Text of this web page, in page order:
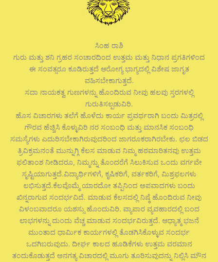
ಸಿಂಹ ರಾಶಿ
ಗುರು ಮತ್ತು ಶನಿ ಗ್ರಹರ ಸಂಚಾರದಿಂದ ಉತ್ತಮ ಮತ್ತು ನಿಧಾನ ಪ್ರಗತಿಗಳಿಂದ
ಈ ಸಂವತ್ಸರೂ ಕೂಡಿರುತ್ತದೆ ಆರೋಗ್ಯ ಭಾಗ್ಯದಲ್ಲಿ ವಿಶೇಷ ಜಾಗೃತ
ವಹಿಸಬೇಕಾಗುತ್ತದೆ.
ಸದಾ ನಾಯಕತ್ವ ಗುಣಗಳನ್ನು ಹೊಂದಿರುವ ನೀವು ಹಲವು ಸ್ತರಗಳಲ್ಲಿ
ಗುರುತಿಸಲ್ಪಡುವಿರಿ.
ಹೊಸ ವಿಚಾರಗಳು ತಲೆಗೆ ಹೊಳೆದು ಕಾರ್ಯ ಪ್ರವರ್ಥರಾಗಿ ಬಂದು ಮಿತ್ರರಲ್ಲಿ
ಗೌರವ ಹೆಚ್ಚಿಸಿ ಕೊಳ್ಳುವಿರಿ ನರ ಸಂಬಂಧಿ ಮತ್ತು ಮಾನಸಿಕ ಸಂಬಂಧಿ
ಸಮಸ್ಯೆಗಳು ಎದುರಿಸಬೇಕಾಗಿರುವುದರಿಂದ ಜಾಗರೂಕರಾಗಿರಬೇಕು. ಛಲ ಬಿಡದ
ತ್ರಿವಿಕ್ರಮನಂತೆ ಮುನ್ನುಗ್ಗಿ ಕೆಲಸ ಮಾಡುವ ನಿಮ್ಮ ಹಠಮಾರಿತನವು ಉತ್ತಮ
ಫಲಿತಾಂಶ ನೀಡಿದರೂ, ನಿಮ್ಮನ್ನು ತೊಂದರೆಗೆ ಸಿಲುಕಿಸುವ ಒಂದು ವರ್ಗವೇ
ಸೃಷ್ಟಿಯಾಗುತ್ತದೆ.ವಿದ್ಯಾರ್ಥಿಗಳಿಗೆ, ಕೃಷಿಕರಿಗೆ, ವರ್ತಕರಿಗೆ, ಮಿಶ್ರಫಲಗಳು
ಲಭಿಸುತ್ತದೆ.ಕೆಲವೊಮ್ಮೆ ಯಾರದೋ ತಪ್ಪಿನಿಂದ ಅಪವಾದಗಳು ಬಂದು
ಖಿನ್ನರಾಗುವ ಸಂದರ್ಭವಿದೆ. ಮಾಡುವ ಕೆಲಸದಲ್ಲಿ ನಿಷ್ಠೆ ಹೊಂದಿರುವ ನೀವು
ವಿಳಂಬವಾದರೂ ಯಶಸ್ಸು ಹೊಂದುವಿರಿ. ವ್ಯಾಪಾರ ವ್ಯವಹಾರದಲ್ಲಿ ಬಂದ
ಲಾಭಗಳನ್ನು ದುಂದು ವೆಚ್ಚ ಮಾಡುವ ಸಂದರ್ಭವಿರುತ್ತದೆ. ಆಧ್ಯಾತ್ಮ ಭಜನೆ
ಮುಂತಾದ ಧಾರ್ಮಿಕ ಕಾರ್ಯಗಳಲ್ಲಿ ತೊಡಗಿಸಿಕೊಳ್ಳುವ ಸಂದರ್ಭ
ಒದಗಿಬರುವುದು. ದೀರ್ಘ ಕಾಲದ ಹೂಡಿಕೆಗಳು ಉತ್ತಮ ವರಮಾನ
ತಂದುಕೊಡುತ್ತದೆ ಅನಗತ್ಯ ವಿಚಾರದಲ್ಲಿ ಮೂಗು ತೂರಿಸುವುದನ್ನು ನಿಲ್ಲಿಸಿ ಮೌನ